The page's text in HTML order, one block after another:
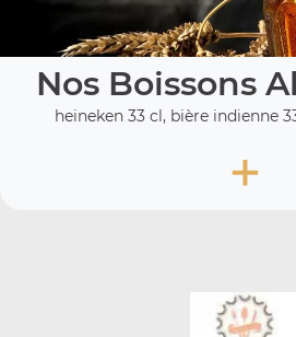
Nos Boissons
heineken 33 cl, bière indienne
+